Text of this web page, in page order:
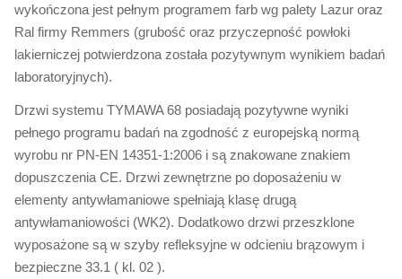
wykończona jest pełnym programem farb wg palety Lazur oraz
Ral firmy Remmers (grubość oraz przyczepność powłoki
lakierniczej potwierdzona została pozytywnym wynikiem badań
laboratoryjnych).
Drzwi systemu TYMAWA 68 posiadają pozytywne wyniki
pełnego programu badań na zgodność z europejską normą
wyrobu nr PN-EN 14351-1:2006 i są znakowane znakiem
dopuszczenia CE. Drzwi zewnętrzne po doposażeniu w
elementy antywłamaniowe spełniają klasę drugą
antywłamaniowości (WK2). Dodatkowo drzwi przeszklone
wyposażone są w szyby refleksyjne w odcieniu brązowym i
bezpieczne 33.1 ( kl. 02 ).